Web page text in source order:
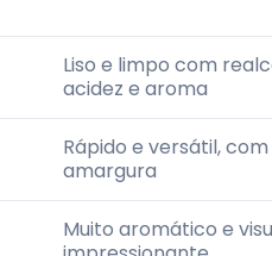
Liso e limpo com
acidez e aroma
Rápido e versátil,
amargura
Muito aromático e